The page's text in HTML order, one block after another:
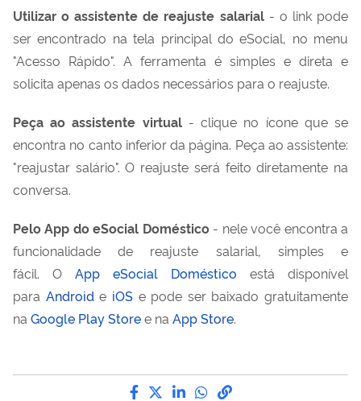
Utilizar o assistente de reajuste salarial- o link pode
ser encontrado na tela principal do eSocial, no menu
"Acesso Rápido". A ferramenta é simples e direta e
solicita apenas os dados necessários para o reajuste.
Peça ao assistente virtual- clique no ícone que se
encontra no canto inferior da página. Peça ao assistente:
"reajustar salário". O reajuste será feito diretamente na
conversa.
Pelo App do eSocial Doméstico- nele você encontra a
funcionalidade de reajuste salarial, simples e
fácil. O App eSocial Doméstico está disponível
para Androide iOSe pode ser baixado gratuitamente
na Google Play Storee na App Store.
Compartilhe por Facebook
Compartilhe por Twitter
Compartilhe por
Compartilhe por
link para Copiar